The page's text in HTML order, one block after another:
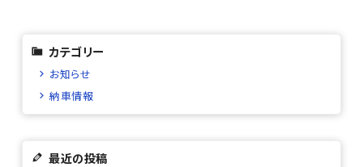
カテゴリー
お知らせ
納車情報
最近の投稿